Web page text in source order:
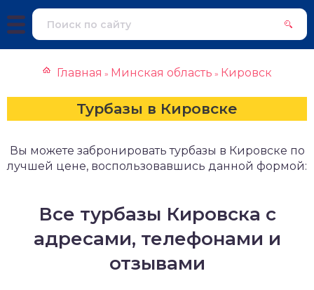
Главная » Минская область » Кировск
Турбазы в Кировске
Вы можете забронировать турбазы в Кировске по
лучшей цене, воспользовавшись данной формой:
Все турбазы Кировска с
адресами, телефонами и
отзывами